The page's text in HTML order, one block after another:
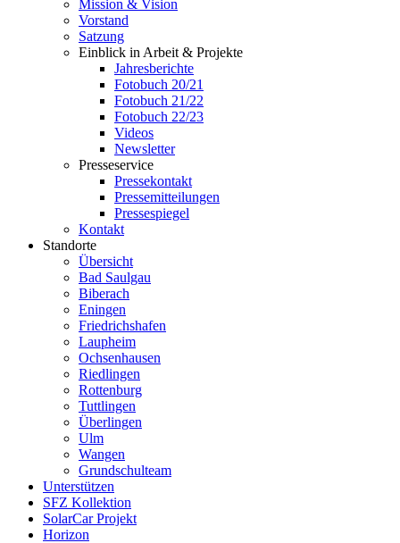
Mission & Vision
Vorstand
Satzung
Einblick in Arbeit & Projekte
Jahresberichte
Fotobuch 20/21
Fotobuch 21/22
Fotobuch 22/23
Videos
Newsletter
Presseservice
Pressekontakt
Pressemitteilungen
Pressespiegel
Kontakt
Standorte
Übersicht
Bad Saulgau
Biberach
Eningen
Friedrichshafen
Laupheim
Ochsenhausen
Riedlingen
Rottenburg
Tuttlingen
Überlingen
Ulm
Wangen
Grundschulteam
Unterstützen
SFZ Kollektion
SolarCar Projekt
Horizon